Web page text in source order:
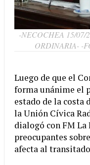
-NECOCHEA 15/07/
ORDINARIA- -
Luego de que el
forma unánime el
estado de la costa
la Unión Cívica
dialogó con FM La
preocupantes
afecta al